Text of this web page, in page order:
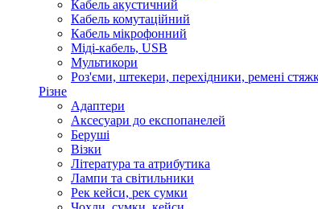
Кабель акустичний
Кабель комутаційний
Кабель мікрофонний
Міді-кабель, USB
Мультикори
Роз'єми, штекери, перехідники, ремені
Різне
Адаптери
Аксесуари до експопанелей
Беруші
Візки
Література та атрибутика
Лампи та світильники
Рек кейси, рек сумки